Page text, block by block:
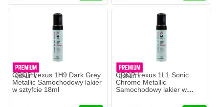
CROP Lexus 1H9 Dark Grey
Metallic Samochodowy lakier
w sztyfcie 18ml
CROP Lexus 1L1 Sonic
Chrome Metallic
Samochodowy lakier w